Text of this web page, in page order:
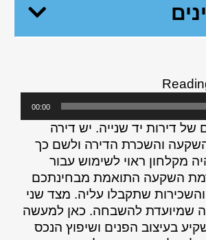
00:00
של דירות יד שנייה. יש דירה
והשכרת הדירה ולשם כך
מקלחון ראוי לשימוש עבור
השקעה התואמת מבחינתכם
שתקבלו עליה. מצד שני
שמיועדת להשבחה. כאן למעשה
בעיצוב הפנים ושיפוץ הנכס